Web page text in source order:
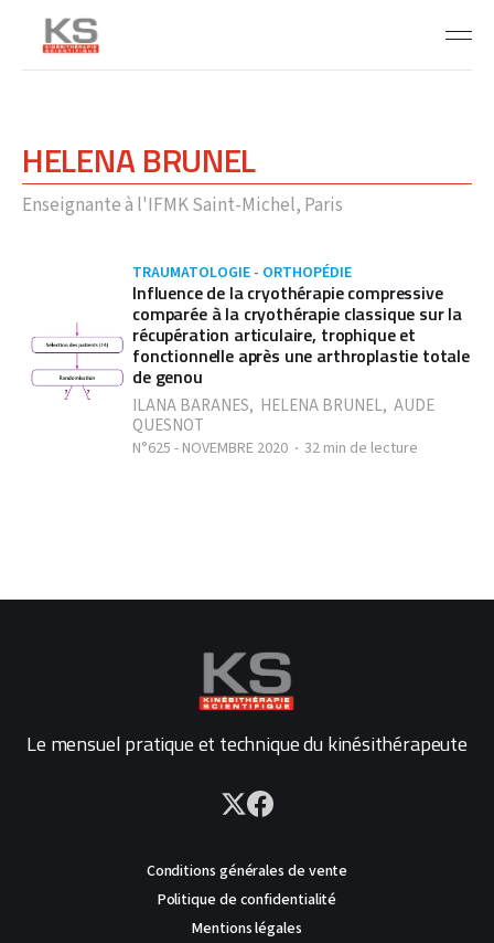
HELENA BRUNEL
Enseignante à l'IFMK Saint-Michel, Paris
TRAUMATOLOGIE - ORTHOPÉDIE
Influence de la cryothérapie compressive
comparée à la cryothérapie classique sur la
récupération articulaire, trophique et
fonctionnelle après une arthroplastie totale
de genou
ILANA BARANES, HELENA BRUNEL, AUDE
QUESNOT
N°625 - NOVEMBRE 2020 32 min de lecture
Le mensuel pratique et technique du kinésithérapeute
Conditions générales de vente
Politique de confidentialité
Mentions légales